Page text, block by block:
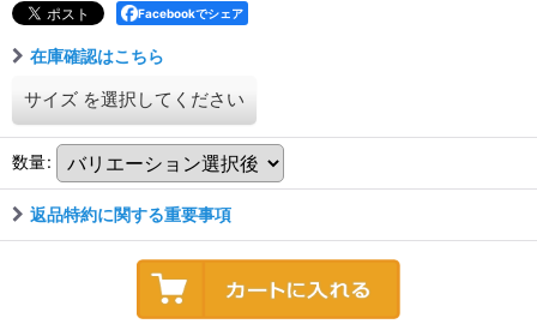
Facebookでシェア
在庫確認はこちら
サイズ を選択してください
数量:
返品特約に関する重要事項